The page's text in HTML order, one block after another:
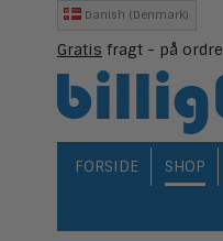
Danish (Denmark)
Gratis fragt - på
FORSIDE SHOP